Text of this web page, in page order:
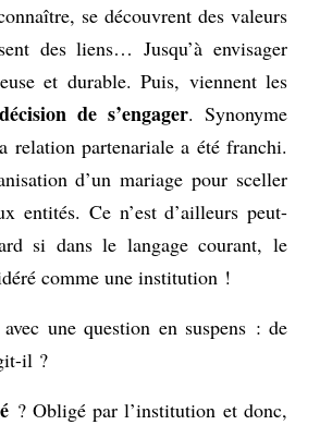
se découvrent des valeurs
des liens… Jusqu’à envisager
et durable. Puis, viennent les
de s’engager. Synonyme
relation partenariale a été franchi.
d’un mariage pour sceller
entités. Ce n’est d’ailleurs peut-
si dans le langage courant, le
comme une institution !
une question en suspens : de
il ?
? Obligé par l’institution et donc,